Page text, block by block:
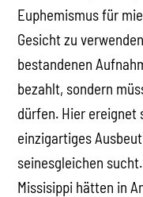
Euphemismus für
Gesicht zu
bestandenen
bezahlt, sondern
dürfen. Hier ereignet
einzigartiges
seinesgleichen
Missisippi hätten in